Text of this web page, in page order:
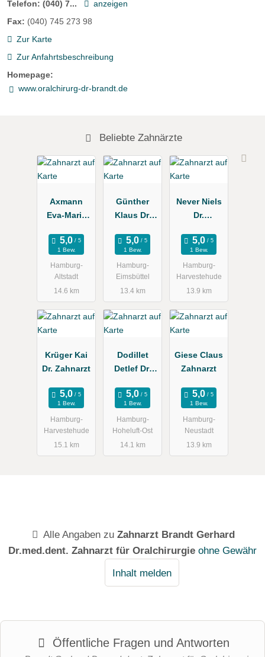
Telefon: (040) 7...
anzeigen
Fax: (040) 745 273 98
Zur Karte
Zur Anfahrtsbeschreibung
Homepage:
www.oralchirurg-dr-brandt.de
Beliebte Zahnärzte
Axmann
Eva-Maria
Zahnärztin
1 Bew.
Hamburg-
Altstadt
14.6 km
Günther
Klaus Dr.
xis
1 Bew.
Hamburg-
Eimsbüttel
13.4 km
Never Niels
Dr.
xis
1 Bew.
Hamburg-
Harvestehude
13.9 km
Krüger Kai
Dr. Zahnarzt
1 Bew.
Hamburg-
Harvestehude
15.1 km
Dodillet
Detlef Dr.
1 Bew.
Hamburg-
Hoheluft-Ost
14.1 km
Giese Claus
Zahnarzt
1 Bew.
Hamburg-
Neustadt
13.9 km
Alle Angaben zuZahnarzt Brandt Gerhard
Dr.med.dent. Zahnarzt für Oralchirurgie ohne Gewähr
Inhalt melden
Öffentliche Fragen und Antworten